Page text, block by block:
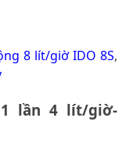
8 lít/giờ IDO 8S,
lần 4 lít/giờ-